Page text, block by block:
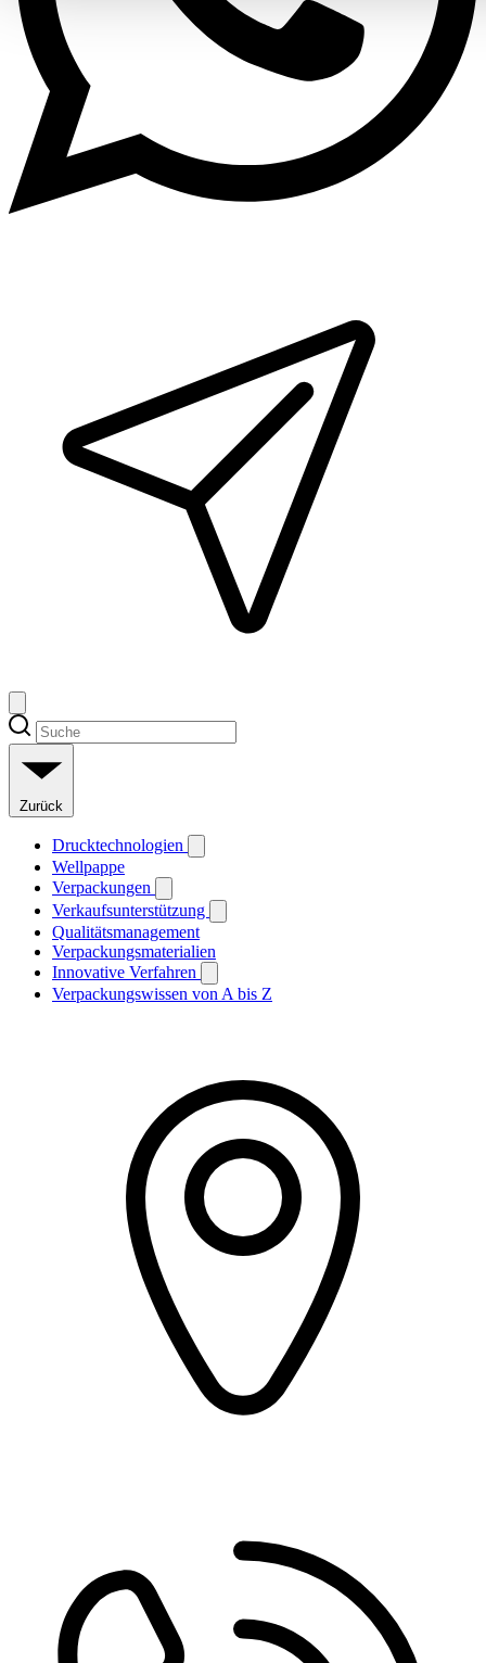
Zurück
Drucktechnologien
Wellpappe
Verpackungen
Verkaufsunterstützung
Qualitätsmanagement
Verpackungsmaterialien
Innovative Verfahren
Verpackungswissen von A bis Z